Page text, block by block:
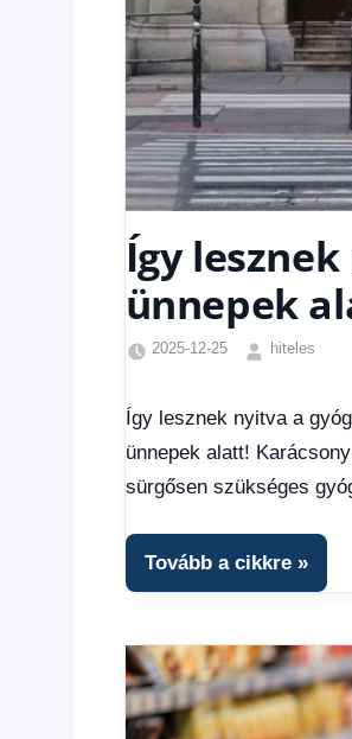
Így
ünnepek
2025-12-25
hiteles
Így lesznek nyitva a
ünnepek alatt!
sürgősen szükséges
Tovább a cikkre